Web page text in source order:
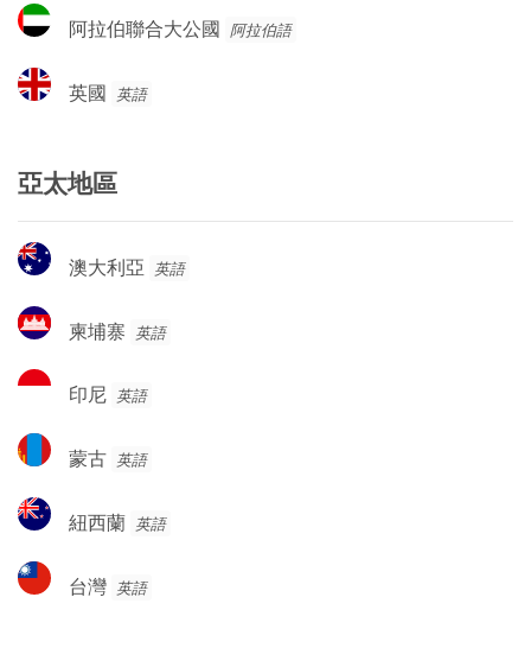
阿
拉
聯
公
阿拉伯聯合大公國 阿拉伯語
英
國
英國 英語
亞太地區
澳
大
亞
澳大利亞 英語
柬
埔
柬埔寨 英語
印
尼
印尼 英語
蒙
古
蒙古 英語
紐
西
紐西蘭 英語
台
灣
台灣 英語